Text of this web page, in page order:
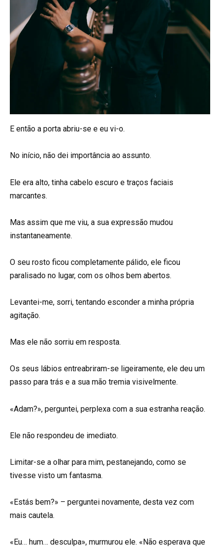
E então a porta abriu-se e eu vi-o.
No início, não dei importância ao assunto.
Ele era alto, tinha cabelo escuro e traços faciais
marcantes.
Mas assim que me viu, a sua expressão mudou
instantaneamente.
O seu rosto ficou completamente pálido, ele ficou
paralisado no lugar, com os olhos bem abertos.
Levantei-me, sorri, tentando esconder a minha própria
agitação.
Mas ele não sorriu em resposta.
Os seus lábios entreabriram-se ligeiramente, ele deu um
passo para trás e a sua mão tremia visivelmente.
«Adam?», perguntei, perplexa com a sua estranha reação.
Ele não respondeu de imediato.
Limitar-se a olhar para mim, pestanejando, como se
tivesse visto um fantasma.
«Estás bem?» – perguntei novamente, desta vez com
mais cautela.
«Eu… hum… desculpa», murmurou ele. «Não esperava que